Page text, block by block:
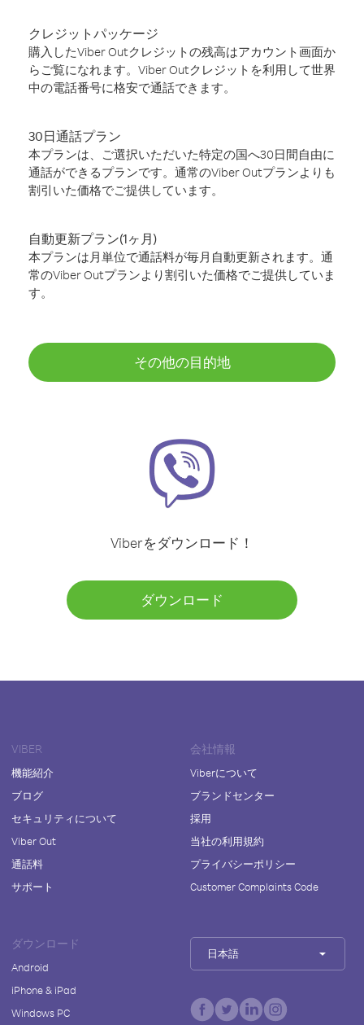
クレジットパッケージ
購入したViber Outクレジットの残高はアカウント画面か
らご覧になれます。Viber Outクレジットを利用して世界
中の電話番号に格安で通話できます。
30日通話プラン
本プランは、ご選択いただいた特定の国へ30日間自由に
通話ができるプランです。通常のViber Outプランよりも
割引いた価格でご提供しています。
自動更新プラン(1ヶ月)
本プランは月単位で通話料が毎月自動更新されます。通
常のViber Outプランより割引いた価格でご提供していま
す。
その他の目的地
Viberをダウンロード！
ダウンロード
VIBER
機能紹介
ブログ
セキュリティについて
Viber Out
通話料
サポート
会社情報
Viberについて
ブランドセンター
採用
当社の利用規約
プライバシーポリシー
Customer Complaints Code
ダウンロード
Android
iPhone & iPad
Windows PC
日本語